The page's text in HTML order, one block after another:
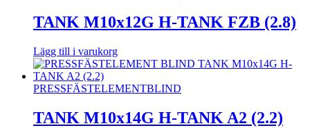
TANK M10x12G H-TANK FZB (2.8)
Lägg till i varukorg
PRESSFÄSTELEMENTBLIND
TANK M10x14G H-TANK A2 (2.2)